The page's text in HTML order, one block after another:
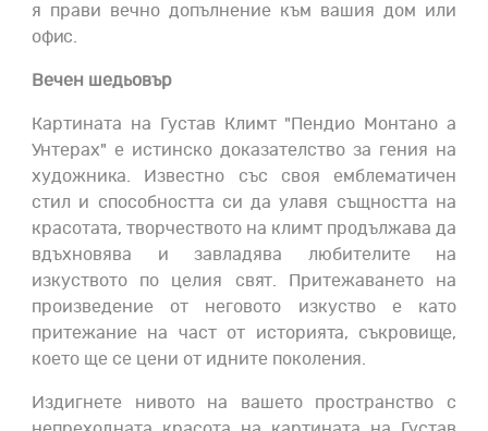
я прави вечно допълнение към вашия дом или
офис.
Вечен шедьовър
Картината на Густав Климт "Пендио Монтано а
Унтерах" е истинско доказателство за гения на
художника. Известно със своя емблематичен
стил и способността си да улавя същността на
красотата, творчеството на климт продължава да
вдъхновява и завладява любителите на
изкуството по целия свят. Притежаването на
произведение от неговото изкуство е като
притежание на част от историята, съкровище,
което ще се цени от идните поколения.
Издигнете нивото на вашето пространство с